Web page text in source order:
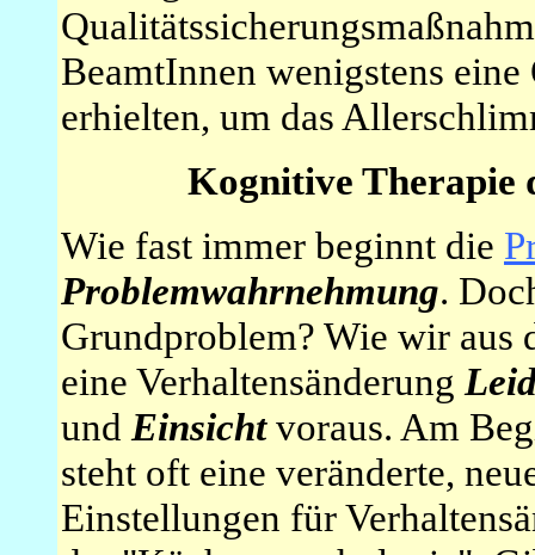
BeamtInnen wenigstens
erhielten, um das
Kognitive Therapie
Wie fast immer beginnt die
Problemwahrnehmung.
Grundproblem? Wie wir aus
eine Verhaltensänderung
und Einsichtvoraus. Am
steht oft eine veränderte,
Einstellungen für